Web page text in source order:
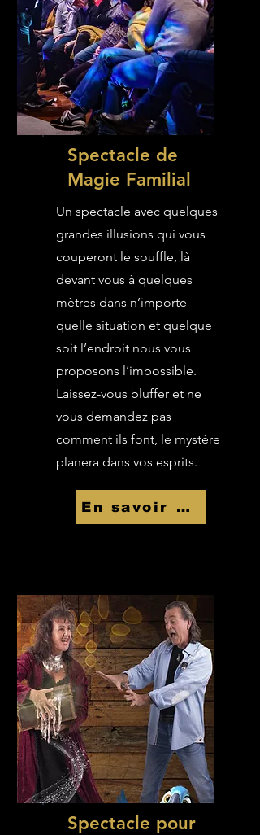
Spectacle de
Magie Familial
Un spectacle avec quelques
grandes illusions qui vous
couperont le souffle, là
devant vous à quelques
mètres dans n’importe
quelle situation et quelque
soit l’endroit nous vous
proposons l’impossible.
Laissez-vous bluffer et ne
vous demandez pas
comment ils font, le mystère
planera dans vos esprits.
En savoir Plus
Spectacle pour